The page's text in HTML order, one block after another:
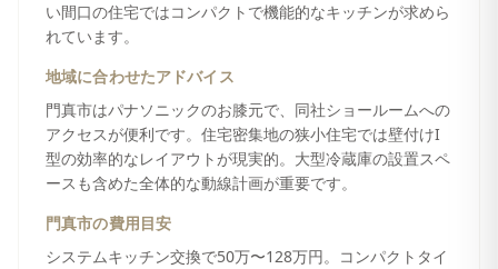
い間口の住宅ではコンパクトで機能的なキッチンが求めら
れています。
地域に合わせたアドバイス
門真市はパナソニックのお膝元で、同社ショールームへの
アクセスが便利です。住宅密集地の狭小住宅では壁付けI
型の効率的なレイアウトが現実的。大型冷蔵庫の設置スペ
ースも含めた全体的な動線計画が重要です。
門真市の費用目安
システムキッチン交換で50万〜128万円。コンパクトタイ